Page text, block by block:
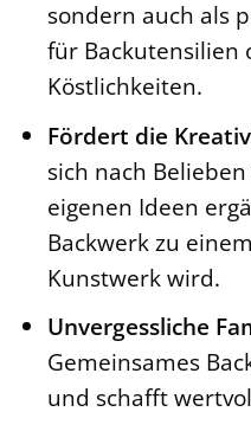
sondern auch als
für Backutensilien
Köstlichkeiten.
Fördert die
sich nach
eigenen Ideen
Backwerk zu
Kunstwerk wird.
Unvergessliche
Gemeinsames
und schafft